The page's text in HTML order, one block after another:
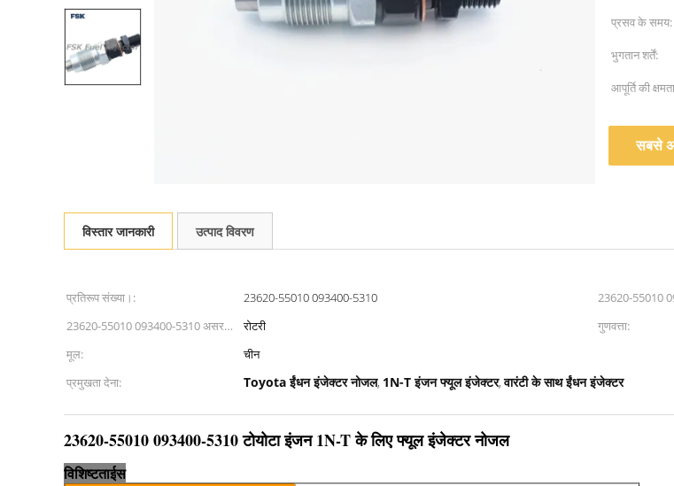
प्रसव के समय:
भुगतान शर्तें:
आपूर्ति की
सबसे
विस्तार जानकारी उत्पाद विवरण
प्रतिरूप संख्या।: 23620-55010 093400-5310
23620-55010
आकार:
23620-55010 093400-5310 असर
किग्रा:
रोटरी गुणवत्ता:
मूल:
चीन
प्रमुखता देना:
Toyota ईंधन इंजेक्टर नोजल, 1N-T इंजन फ्यूल इंजेक्टर,वारंटी के साथ ईंधन इंजेक्टर
23620-55010 093400-5310 टोयोटा इंजन 1N-T के लिए फ्यूल इंजेक्टर नोजल
विशिष्टताईस